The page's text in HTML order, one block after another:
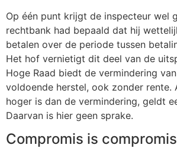
Op één punt krijgt de inspecteur wel
rechtbank had bepaald dat hij
betalen over de periode tussen
Het hof vernietigt dit deel van de
Hoge Raad biedt de vermindering
voldoende herstel, ook zonder rente.
hoger is dan de vermindering, geldt
Daarvan is hier geen sprake.
Compromis is compromis